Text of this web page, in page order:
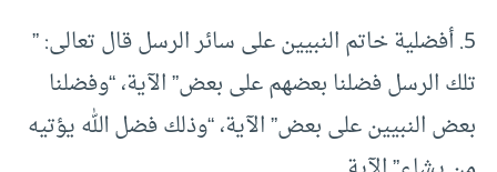
5. أفضلية خاتم النبيين على سائر الرسل قال تعالى: ”
تلك الرسل فضلنا بعضهم على بعض” الآية، “وفضلنا
بعض النبيين على بعض” الآية، “وذلك فضل الله يؤتيه